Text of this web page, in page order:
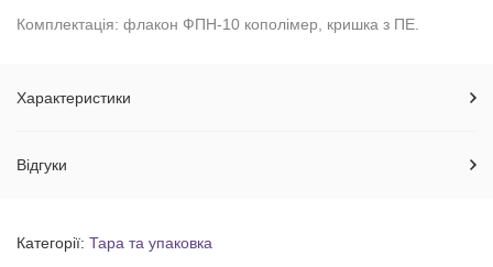
Комплектація: флакон ФПН-10 кополімер, кришка з ПЕ.
Характеристики
Відгуки
Категорії: Тара та упаковка